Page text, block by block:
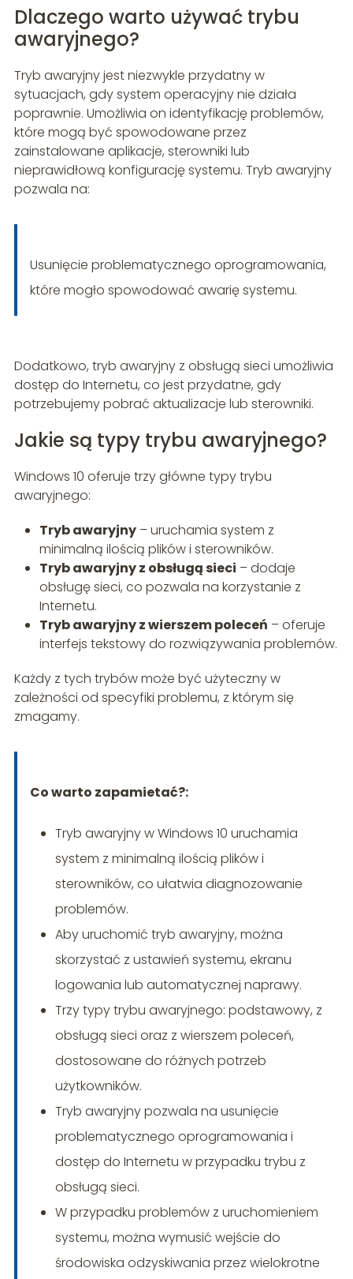
Dlaczego warto używać trybu
awaryjnego?
Tryb awaryjny jest niezwykle przydatny w
sytuacjach, gdy system operacyjny nie działa
poprawnie. Umożliwia on identyfikację problemów,
które mogą być spowodowane przez
zainstalowane aplikacje, sterowniki lub
nieprawidłową konfigurację systemu. Tryb awaryjny
pozwala na:
Usunięcie problematycznego oprogramowania,
które mogło spowodować awarię systemu.
Dodatkowo, tryb awaryjny z obsługą sieci umożliwia
dostęp do Internetu, co jest przydatne, gdy
potrzebujemy pobrać aktualizacje lub sterowniki.
Jakie są typy trybu awaryjnego?
Windows 10 oferuje trzy główne typy trybu
awaryjnego:
Tryb awaryjny– uruchamia system z
minimalną ilością plików i sterowników.
Tryb awaryjny z obsługą sieci – dodaje
obsługę sieci, co pozwala na korzystanie z
Internetu.
Tryb awaryjny z wierszem poleceń – oferuje
interfejs tekstowy do rozwiązywania problemów.
Każdy z tych trybów może być użyteczny w
zależności od specyfiki problemu, z którym się
zmagamy.
Co warto zapamietać?:
Tryb awaryjny w Windows 10 uruchamia
system z minimalną ilością plików i
sterowników, co ułatwia diagnozowanie
problemów.
Aby uruchomić tryb awaryjny, można
skorzystać z ustawień systemu, ekranu
logowania lub automatycznej naprawy.
Trzy typy trybu awaryjnego: podstawowy, z
obsługą sieci oraz z wierszem poleceń,
dostosowane do różnych potrzeb
użytkowników.
Tryb awaryjny pozwala na usunięcie
problematycznego oprogramowania i
dostęp do Internetu w przypadku trybu z
obsługą sieci.
W przypadku problemów z uruchomieniem
systemu, można wymusić wejście do
środowiska odzyskiwania przez wielokrotne